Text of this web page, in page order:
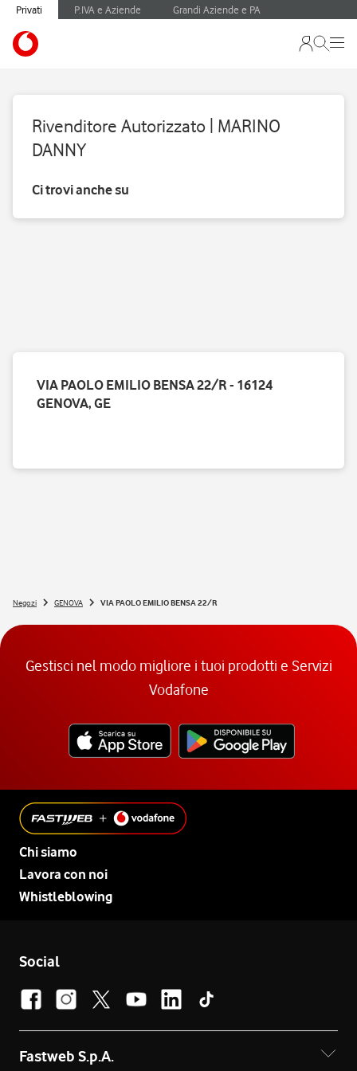
Privati P.IVA e Aziende Grandi Aziende e PA
Rivenditore Autorizzato | MARINO
DANNY
Ci trovi anche su
VIA PAOLO EMILIO BENSA 22/R - 16124
GENOVA, GE
Negozi GENOVA VIA PAOLO EMILIO BENSA 22/R
Gestisci nel modo migliore i tuoi prodotti e Servizi
Vodafone
Chi siamo
Lavora con noi
Whistleblowing
Social
Fastweb S.p.A.